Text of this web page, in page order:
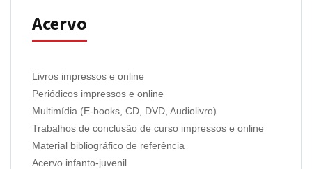
Acervo
Livros impressos e online
Periódicos impressos e online
Multimídia (E-books, CD, DVD, Audiolivro)
Trabalhos de conclusão de curso impressos e online
Material bibliográfico de referência
Acervo infanto-juvenil